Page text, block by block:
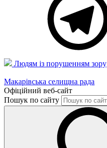
Людям із порушенням зору
Макарівська селищна рада
Офіційний веб-сайт
Пошук по сайту